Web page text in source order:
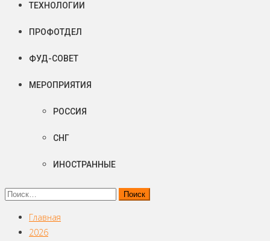
ТЕХНОЛОГИИ
ПРОФОТДЕЛ
ФУД-СОВЕТ
МЕРОПРИЯТИЯ
РОССИЯ
СНГ
ИНОСТРАННЫЕ
Найти:
Главная
2026